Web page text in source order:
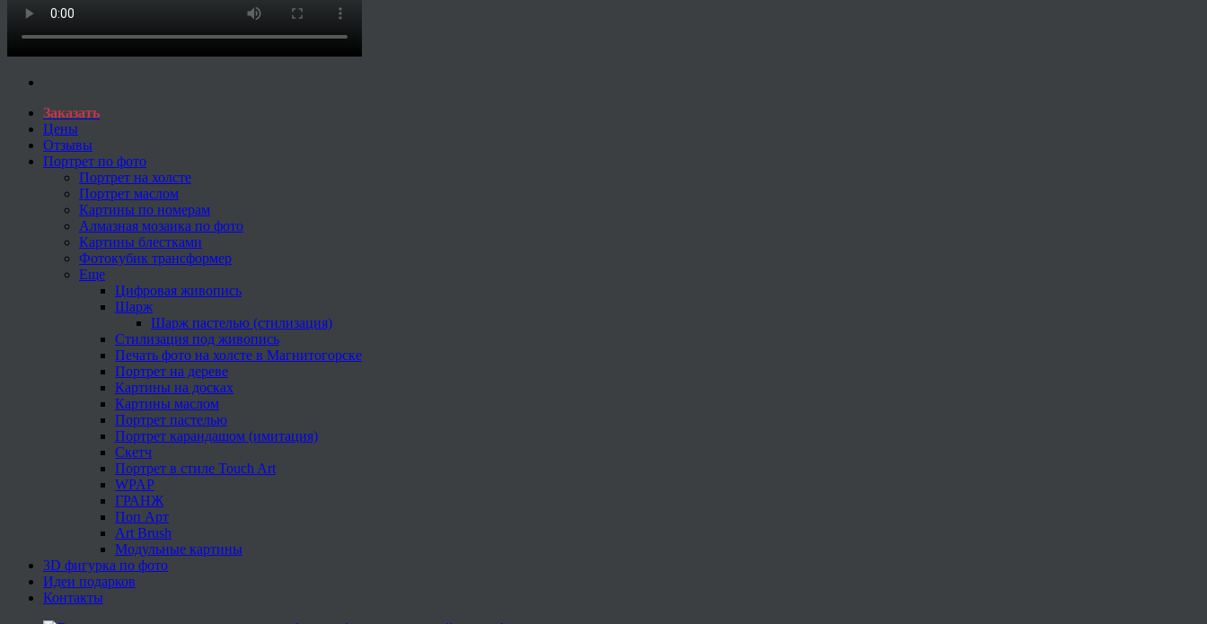
Заказать
Цены
Отзывы
Портрет по фото
Портрет на холсте
Портрет маслом
Картины по номерам
Алмазная мозаика по фото
Картины блестками
Фотокубик трансформер
Еще
Цифровая живопись
Шарж
Шарж пастелью (стилизация)
Стилизация под живопись
Печать фото на холсте в Магнитогорске
Портрет на дереве
Картины на досках
Картины маслом
Портрет пастелью
Портрет карандашом (имитация)
Скетч
Портрет в стиле Touch Art
WPAP
ГРАНЖ
Поп Арт
Art Brush
Модульные картины
3D фигурка по фото
Идеи подарков
Контакты